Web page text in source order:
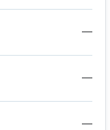
—
—
—